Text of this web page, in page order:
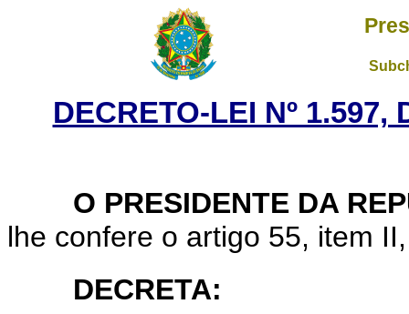
DECRETO-LEI Nº 1.597,
O PRESIDENTE DA
lhe confere o artigo 55, item
DECRETA: